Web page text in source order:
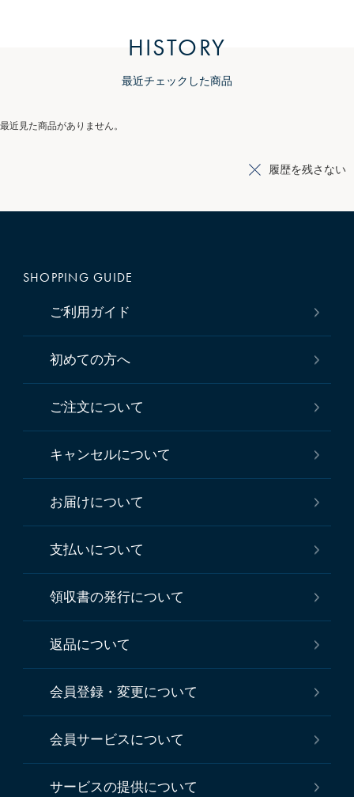
HISTORY
最近チェックした商品
最近見た商品がありません。
履歴を残さない
SHOPPING GUIDE
ご利用ガイド
初めての方へ
ご注文について
キャンセルについて
お届けについて
支払いについて
領収書の発行について
返品について
会員登録・変更について
会員サービスについて
サービスの提供について